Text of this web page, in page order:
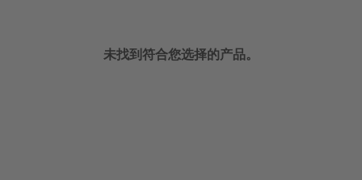
未找到符合您选择的产品。